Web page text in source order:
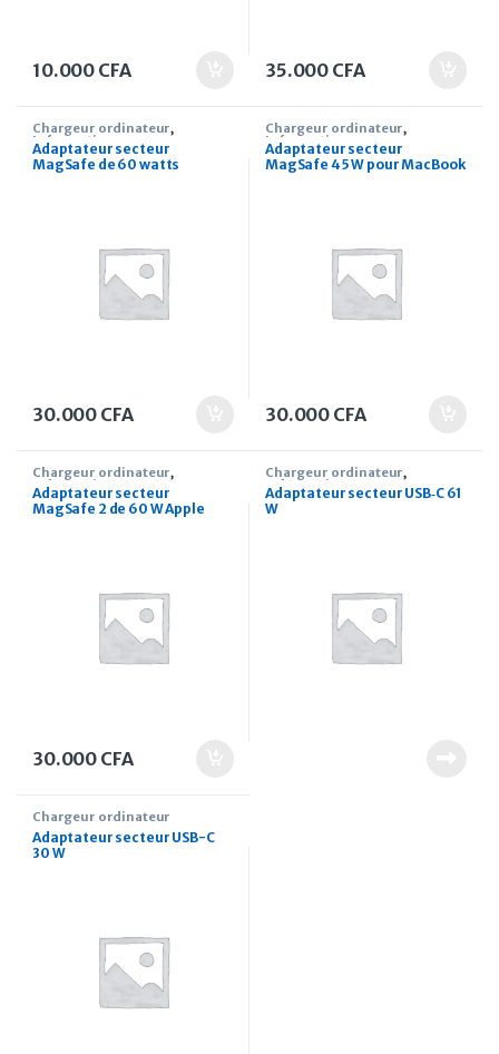
10.000 CFA 35.000 CFA
Chargeur ordinateur,
Informatique
Adaptateur secteur
MagSafe de 60 watts
30.000 CFA
Chargeur ordinateur,
Informatique
Adaptateur secteur
MagSafe 45 W pour MacBook
30.000 CFA
Chargeur ordinateur,
Informatique
Adaptateur secteur
MagSafe 2 de 60 W Apple
30.000 CFA
Chargeur ordinateur,
Informatique
Adaptateur secteur USB‑C 61
W
Chargeur ordinateur
Adaptateur secteur USB-C
30 W